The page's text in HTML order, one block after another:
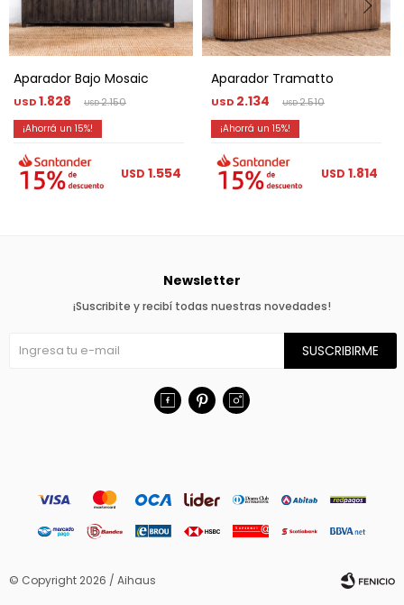
Aparador Bajo Mosaic
USD1.828 USD2.150
15
USD 1.554
Aparador Tramatto
USD 2.134 USD2.510
15
USD 1.814
Newsletter
¡Suscribite y recibí todas nuestras novedades!
SUSCRIBIRME
  
© Copyright 2026 / Aihaus